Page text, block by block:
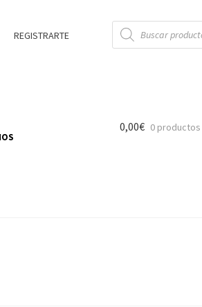
REGISTRARTE
Búsqueda
de
productos
0,00€ 0 productos